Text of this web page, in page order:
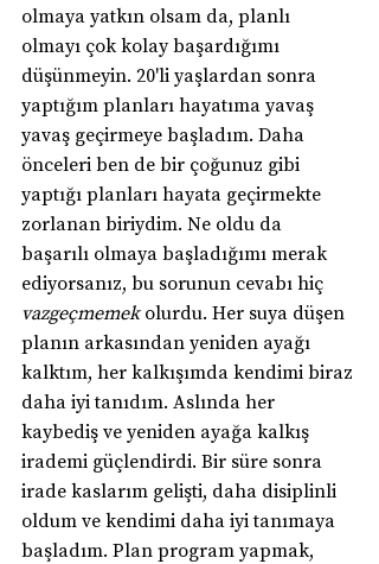
olmaya yatkın olsam da, planlı
olmayı çok kolay başardığımı
düşünmeyin. 20'li yaşlardan sonra
yaptığım planları hayatıma yavaş
yavaş geçirmeye başladım. Daha
önceleri ben de bir çoğunuz gibi
yaptığı planları hayata geçirmekte
zorlanan biriydim. Ne oldu da
başarılı olmaya başladığımı merak
ediyorsanız, bu sorunun cevabı hiç
vazgeçmemek olurdu. Her suya düşen
planın arkasından yeniden ayağı
kalktım, her kalkışımda kendimi biraz
daha iyi tanıdım. Aslında her
kaybediş ve yeniden ayağa kalkış
irademi güçlendirdi. Bir süre sonra
irade kaslarım gelişti, daha disiplinli
oldum ve kendimi daha iyi tanımaya
başladım. Plan program yapmak,